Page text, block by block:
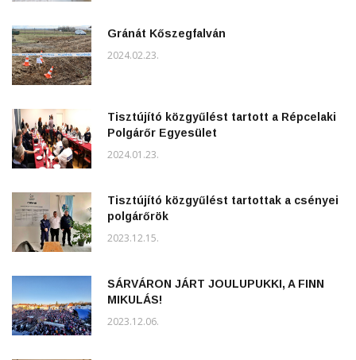
Gránát Kőszegfalván
2024.02.23.
Tisztújító közgyűlést tartott a Répcelaki
Polgárőr Egyesület
2024.01.23.
Tisztújító közgyűlést tartottak a csényei
polgárőrök
2023.12.15.
SÁRVÁRON JÁRT JOULUPUKKI, A FINN
MIKULÁS!
2023.12.06.